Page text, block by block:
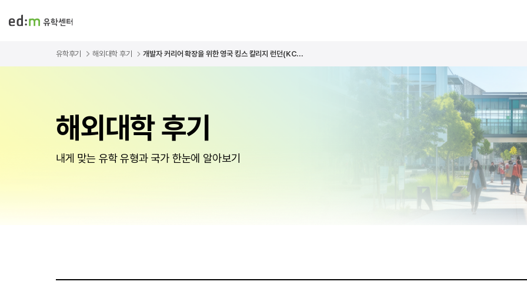
유학후기 해외대학 후기 개발자 커리어 확장을 위한 영국 킹스 칼리지 런던(KC...
해외대학 후기
내게 맞는 유학 유형과 국가 한눈에 알아보기